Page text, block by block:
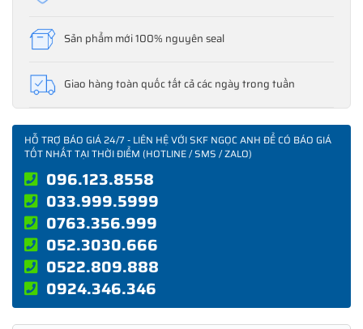
Sản phẩm mới 100% nguyên seal
Giao hàng toàn quốc tất cả các ngày trong tuần
HỖ TRỢ BÁO GIÁ 24/7 - LIÊN HỆ VỚI SKF NGỌC ANH ĐỂ CÓ BÁO GIÁ
TỐT NHẤT TẠI THỜI ĐIỂM (HOTLINE / SMS / ZALO)
096.123.8558
033.999.5999
0763.356.999
052.3030.666
0522.809.888
0924.346.346